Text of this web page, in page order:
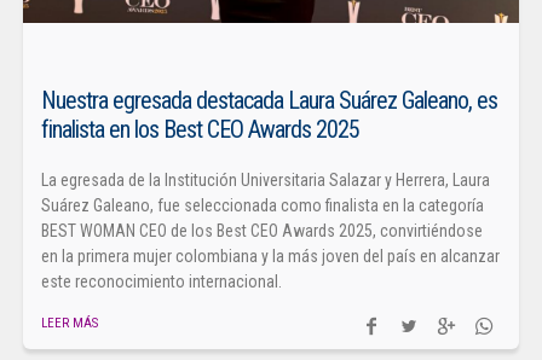
Nuestra egresada destacada Laura Suárez Galeano, es
finalista en los Best CEO Awards 2025
La egresada de la Institución Universitaria Salazar y Herrera, Laura
Suárez Galeano, fue seleccionada como finalista en la categoría
BEST WOMAN CEO de los Best CEO Awards 2025, convirtiéndose
en la primera mujer colombiana y la más joven del país en alcanzar
este reconocimiento internacional.
LEER MÁS